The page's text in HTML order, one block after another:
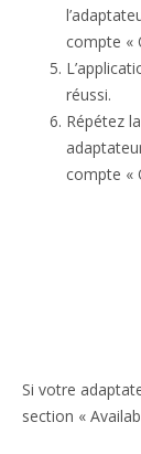
compte «
réussi.
Répétez
compte «
Si votre
section «